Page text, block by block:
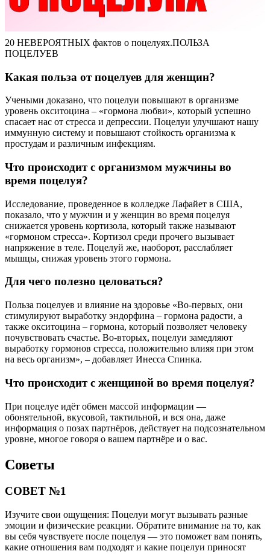
20 НЕВЕРОЯТНЫХ фактов о поцелуях.ПОЛЬЗА
ПОЦЕЛУЕВ
Какая польза от поцелуев для женщин?
Учеными доказано, что поцелуи повышают в организме
уровень окситоцина – «гормона любви», который успешно
спасает нас от стресса и депрессии. Поцелуи улучшают нашу
иммунную систему и повышают стойкость организма к
простудам и различным инфекциям.
Что происходит с организмом мужчины во
время поцелуя?
Исследование, проведенное в колледже Лафайет в США,
показало, что у мужчин и у женщин во время поцелуя
снижается уровень кортизола, который также называют
«гормоном стресса». Кортизол среди прочего вызывает
напряжение в теле. Поцелуй же, наоборот, расслабляет
мышцы, снижая уровень этого гормона.
Для чего полезно целоваться?
Польза поцелуев и влияние на здоровье «Во-первых, они
стимулируют выработку эндорфина – гормона радости, а
также окситоцина – гормона, который позволяет человеку
почувствовать счастье. Во-вторых, поцелуи замедляют
выработку гормонов стресса, положительно влияя при этом
на весь организм», – добавляет Инесса Спинка.
Что происходит с женщиной во время поцелуя?
При поцелуе идёт обмен массой информации —
обонятельной, вкусовой, тактильной, и вся она, даже
информация о позах партнёров, действует на подсознательном
уровне, многое говоря о вашем партнёре и о вас.
Советы
СОВЕТ №1
Изучите свои ощущения: Поцелуи могут вызывать разные
эмоции и физические реакции. Обратите внимание на то, как
вы себя чувствуете после поцелуя — это поможет вам понять,
какие отношения вам подходят и какие поцелуи приносят